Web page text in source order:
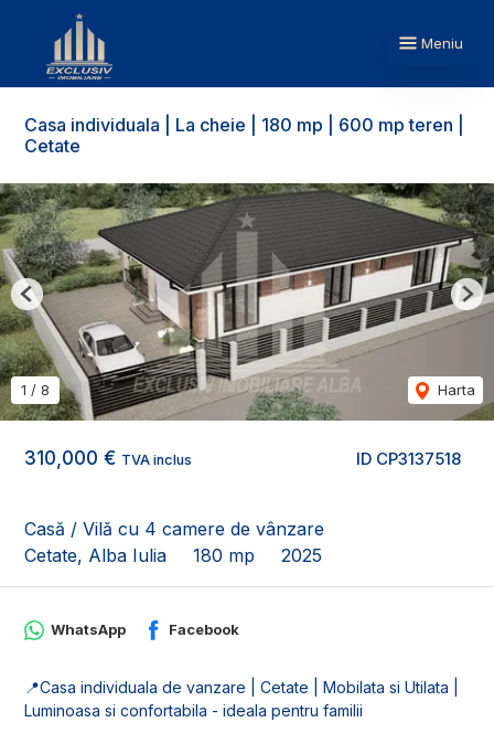
Meniu
Casa individuala | La cheie | 180 mp | 600 mp teren |
Cetate
ID CP3137518
310,000 € TVA inclus
Casă / Vilă cu 4 camere de vânzare
Cetate, Alba Iulia
180 mp 2025
1 / 8 Harta
Previous
WhatsApp Facebook
📍Casa individuala de vanzare | Cetate | Mobilata si Utilata |
Luminoasa si confortabila - ideala pentru familii